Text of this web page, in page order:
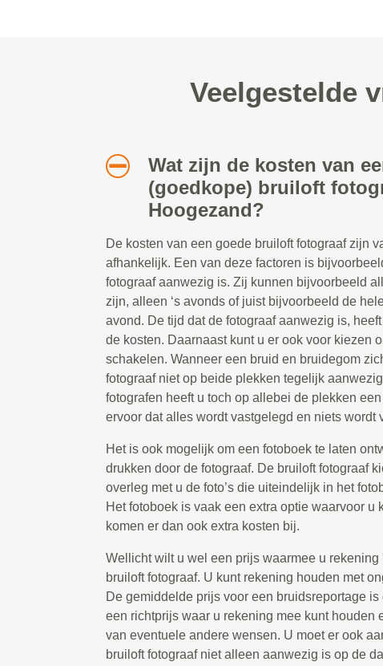
Veelgestelde
Wat zijn de kosten van
(goedkope) bruiloft
Hoogezand?
De kosten van een goede bruiloft fotograaf zijn
afhankelijk. Een van deze factoren is
fotograaf aanwezig is. Zij kunnen bijvoorbeeld
zijn, alleen ‘s avonds of juist bijvoorbeeld de
avond. De tijd dat de fotograaf aanwezig is,
de kosten. Daarnaast kunt u er ook voor kiezen
schakelen. Wanneer een bruid en bruidegom
fotograaf niet op beide plekken tegelijk
fotografen heeft u toch op allebei de plekken
ervoor dat alles wordt vastgelegd en niets wordt
Het is ook mogelijk om een fotoboek te laten
drukken door de fotograaf. De bruiloft fotograaf
overleg met u de foto’s die uiteindelijk in het
Het fotoboek is vaak een extra optie waarvoor u
komen er dan ook extra kosten bij.
Wellicht wilt u wel een prijs waarmee u rekening
bruiloft fotograaf. U kunt rekening houden met
De gemiddelde prijs voor een bruidsreportage
een richtprijs waar u rekening mee kunt houden
van eventuele andere wensen. U moet er ook
bruiloft fotograaf niet alleen aanwezig is op de